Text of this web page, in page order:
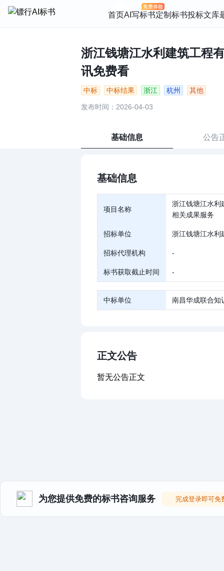
首页AI写标书定制标书投标文库
浙江钱塘江水利建筑工程
讯免费看
中标 中标结果 浙江 杭州 其他
发布时间：2026-04-03
基础信息 公告
基础信息
项目名称
浙江钱塘江水利
相关成果服务
招标单位 浙江钱塘江水利
招标代理机构 -
标书获取截止时间 -
中标单位 南昌华成联合知
正文公告
暂无公告正文
为您提供免费的标书咨询服务 完成登录即可免